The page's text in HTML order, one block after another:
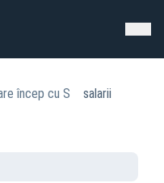
încep cu S salarii